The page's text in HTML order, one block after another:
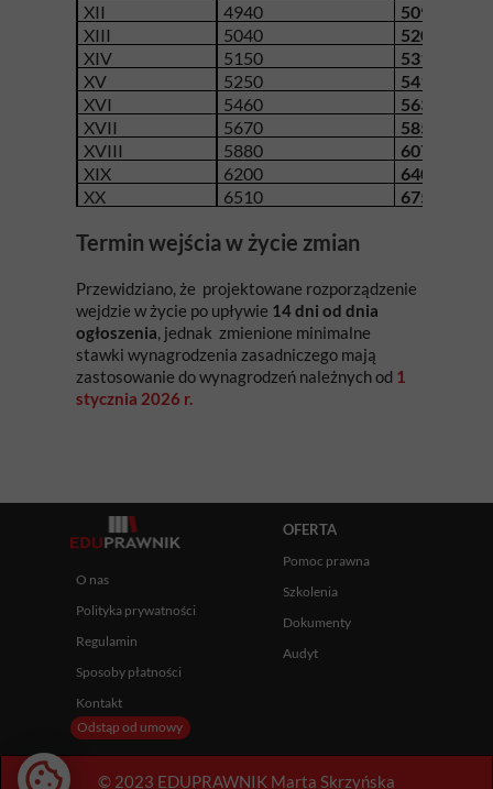
XII
4940
5090
XIII
5040
5200
XIV
5150
5310
XV
5250
5410
XVI
5460
5630
XVII
5670
5850
XVIII
5880
6070
XIX
6200
6400
XX
6510 6750
Termin wejścia w życie zmian
Przewidziano, że projektowane rozporządzenie
wejdzie w życie po upływie 14 dni od dnia
ogłoszenia, jednak zmienione minimalne
stawki wynagrodzenia zasadniczego mają
zastosowanie do wynagrodzeń należnych od 1
stycznia 2026 r.
Odstąp od umowy
© 2023 EDUPRAWNIK Marta Skrzyńska
O nas
Polityka prywatności
Regulamin
Sposoby płatności
Kontakt
OFERTA
Pomoc prawna
Szkolenia
Dokumenty
Audyt